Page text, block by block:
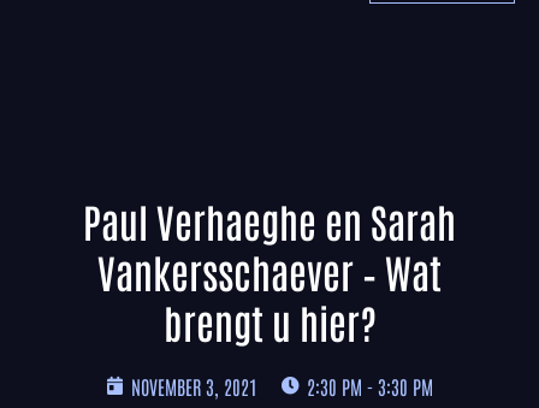
Paul Verhaeghe en Sarah
Vankersschaever – Wat
brengt u hier?
NOVEMBER 3, 2021 2:30 PM - 3:30 PM